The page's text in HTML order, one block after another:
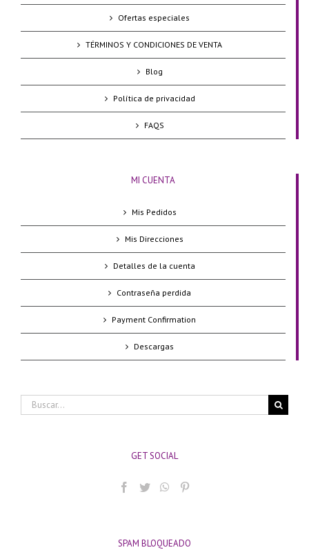
Ofertas especiales
TÉRMINOS Y CONDICIONES DE VENTA
Blog
Política de privacidad
FAQS
MI CUENTA
Mis Pedidos
Mis Direcciones
Detalles de la cuenta
Contraseña perdida
Payment Confirmation
Descargas
Buscar:
GET SOCIAL
SPAM BLOQUEADO